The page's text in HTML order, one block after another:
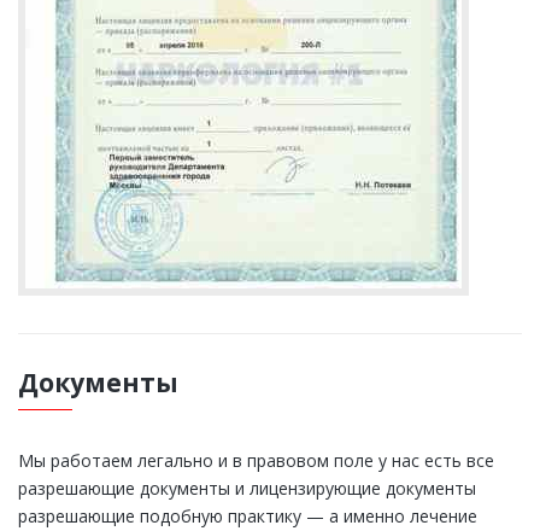
Документы
Мы работаем легально и в правовом поле у нас есть все
разрешающие документы и лицензирующие документы
разрешающие подобную практику — а именно лечение